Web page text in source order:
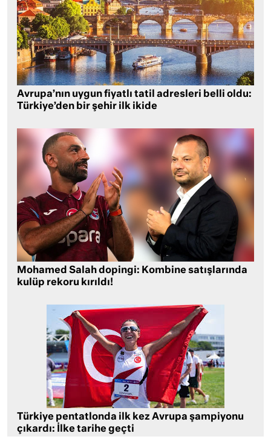
Avrupa’nın uygun fiyatlı tatil adresleri belli oldu:
Türkiye’den bir şehir ilk ikide
Mohamed Salah dopingi: Kombine satışlarında
kulüp rekoru kırıldı!
Türkiye pentatlonda ilk kez Avrupa şampiyonu
çıkardı: İlke tarihe geçti